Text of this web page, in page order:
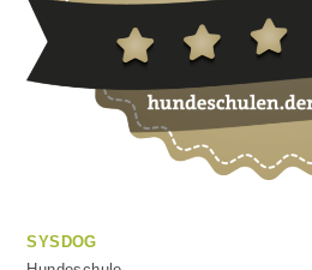
SYSDOG